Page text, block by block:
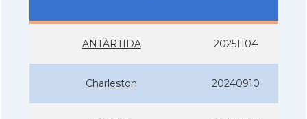
ANTÀRTIDA 20251104
Charleston 20240910